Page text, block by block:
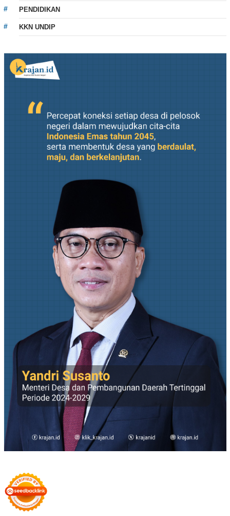
PENDIDIKAN
KKN UNDIP